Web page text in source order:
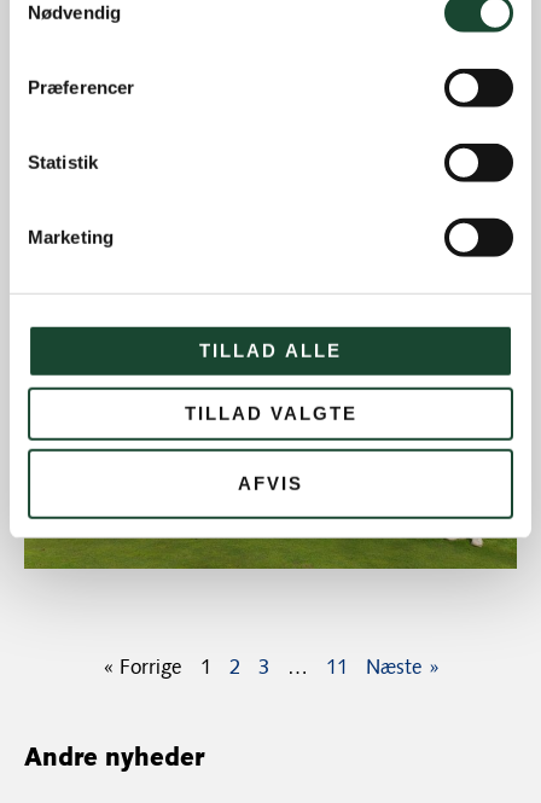
Nødvendig
Præferencer
Statistik
Marketing
TILLAD ALLE
TILLAD VALGTE
AFVIS
« Forrige 1 2 3 … 11 Næste »
Andre nyheder